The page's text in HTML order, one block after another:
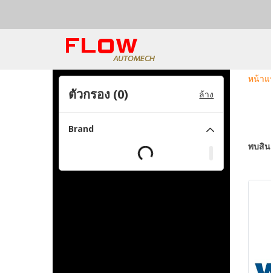
หน้าแ
พบสิน
ตัวกรอง (0) ล้าง
Brand